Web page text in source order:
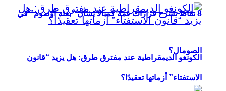
8 نقاط تشرح قرارات قمة كمبالا بشأن “بعثة أوصوم” في
الصومال؟
الكونغو الديمقراطية عند مفترق طرق: هل يزيد “قانون
الاستفتاء” أزماتها تعقيدًا؟